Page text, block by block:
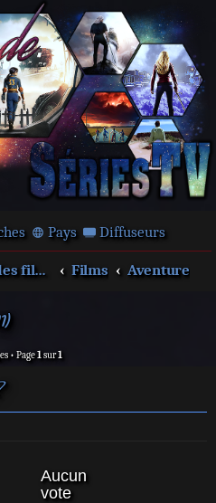
Pays Diffuseurs
Autour des films et séries Films Aventure
• Page1sur1
Aucun
vote